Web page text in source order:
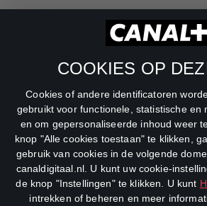
COOKIES OP
Cookies of andere identificatoren
gebruikt voor functionele, statistische en
en om gepersonaliseerde inhoud weer
knop "Alle cookies toestaan" te klikken,
gebruik van cookies in de volgende
canaldigitaal.nl. U kunt uw cookie-
de knop "Instellingen" te klikken. U kunt
intrekken of beheren en meer
RTL Z
SBS6
Veronica